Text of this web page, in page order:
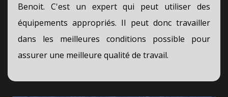
Benoit. C'est un expert qui peut utiliser des
équipements appropriés. Il peut donc travailler
dans les meilleures conditions possible pour
assurer une meilleure qualité de travail.